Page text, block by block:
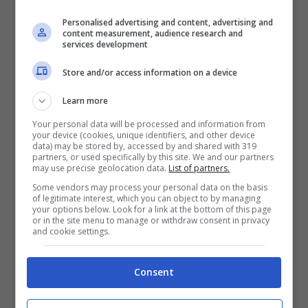
Personalised advertising and content, advertising and
content measurement, audience research and
services development
Store and/or access information on a device
Learn more
Your personal data will be processed and information from
your device (cookies, unique identifiers, and other device
data) may be stored by, accessed by and shared with 319
partners, or used specifically by this site. We and our partners
may use precise geolocation data. List of partners.
Some vendors may process your personal data on the basis
of legitimate interest, which you can object to by managing
your options below. Look for a link at the bottom of this page
or in the site menu to manage or withdraw consent in privacy
and cookie settings.
Consent